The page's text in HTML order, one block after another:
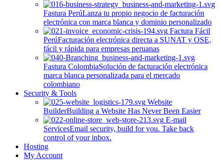
Fastura PerúLanza tu propio negocio de facturación
electrónica con marca blanca y dominio personalizado
Factura Fácil
PerúFacturación electrónica directa a SUNAT y OSE,
fácil y rápida para empresas peruanas
Fastura ColombiaSolución de facturación electrónica
marca blanca personalizada para el mercado
colombiano
Security & Tools
Website
BuilderBuilding a Website Has Never Been Easier
E-mail
ServicesEmail security, build for you. Take back
control of your inbox.
Hosting
My Account